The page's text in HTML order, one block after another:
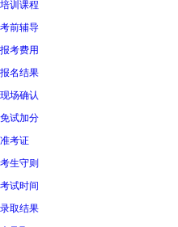
培训课程
考前辅导
报考费用
报名结果
现场确认
免试加分
准考证
考生守则
考试时间
录取结果